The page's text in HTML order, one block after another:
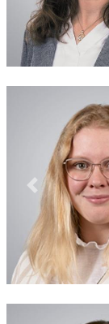
Previous